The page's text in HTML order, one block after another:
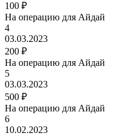
100 ₽
На операцию для Айдай
4
03.03.2023
200 ₽
На операцию для Айдай
5
03.03.2023
500 ₽
На операцию для Айдай
6
10.02.2023